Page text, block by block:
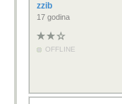
zzib
17 godina
OFFLINE